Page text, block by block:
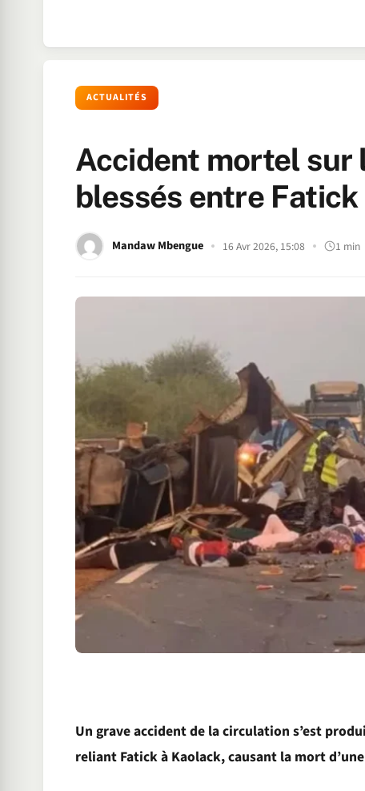
ACTUALITÉS
Accident mortel sur
blessés entre
Mandaw Mbengue 16 Avr 2026, 15:08 1 min
Un grave accident de la circulation s’est
reliant Fatick à Kaolack, causant la mort